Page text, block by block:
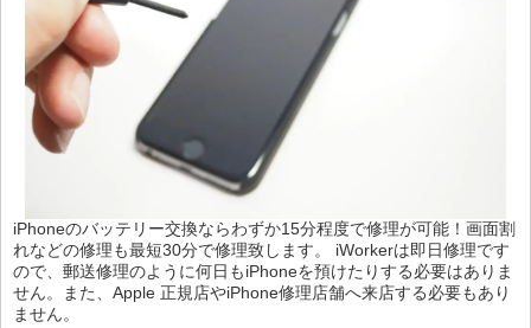
iPhoneのバッテリー交換ならわずか15分程度で修理が可能！画面割
れなどの修理も最短30分で修理致します。 iWorkerは即日修理です
ので、郵送修理のように何日もiPhoneを預けたりする必要はありま
せん。また、Apple 正規店やiPhone修理店舗へ来店する必要もあり
ません。